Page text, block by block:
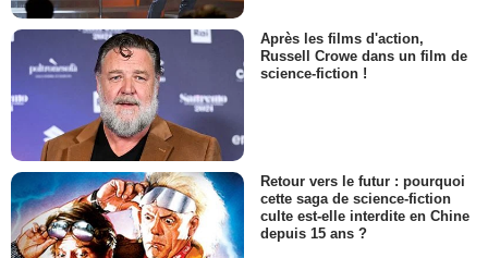
Après les films d'action,
Russell Crowe dans un film de
science-fiction !
Retour vers le futur : pourquoi
cette saga de science-fiction
culte est-elle interdite en Chine
depuis 15 ans ?